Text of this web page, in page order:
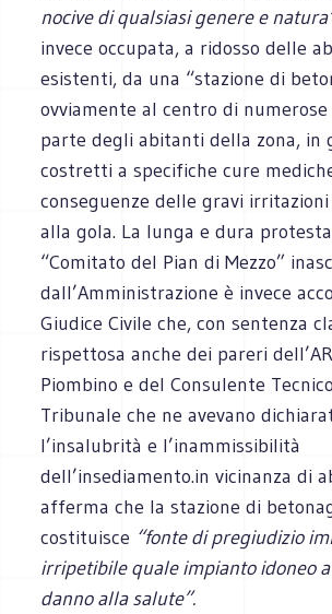
nocive di qualsiasi genere e
invece occupata, a ridosso delle
esistenti, da una “stazione di
ovviamente al centro di
parte degli abitanti della zona, in
costretti a specifiche cure
conseguenze delle gravi
alla gola. La lunga e dura
“Comitato del Pian di Mezzo”
dall’Amministrazione è invece
Giudice Civile che, con sentenza
rispettosa anche dei pareri
Piombino e del Consulente
Tribunale che ne avevano
l’insalubrità e l’inammissibilità
dell’insediamento.in vicinanza di
afferma che la stazione di
costituisce “fonte di pregiudizio
irripetibile quale impianto idoneo
danno alla salute”.